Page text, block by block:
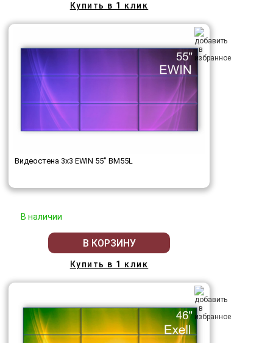
Купить в 1 клик
Видеостена 3x3 EWIN 55" BM55L
В наличии
В КОРЗИНУ
Купить в 1 клик